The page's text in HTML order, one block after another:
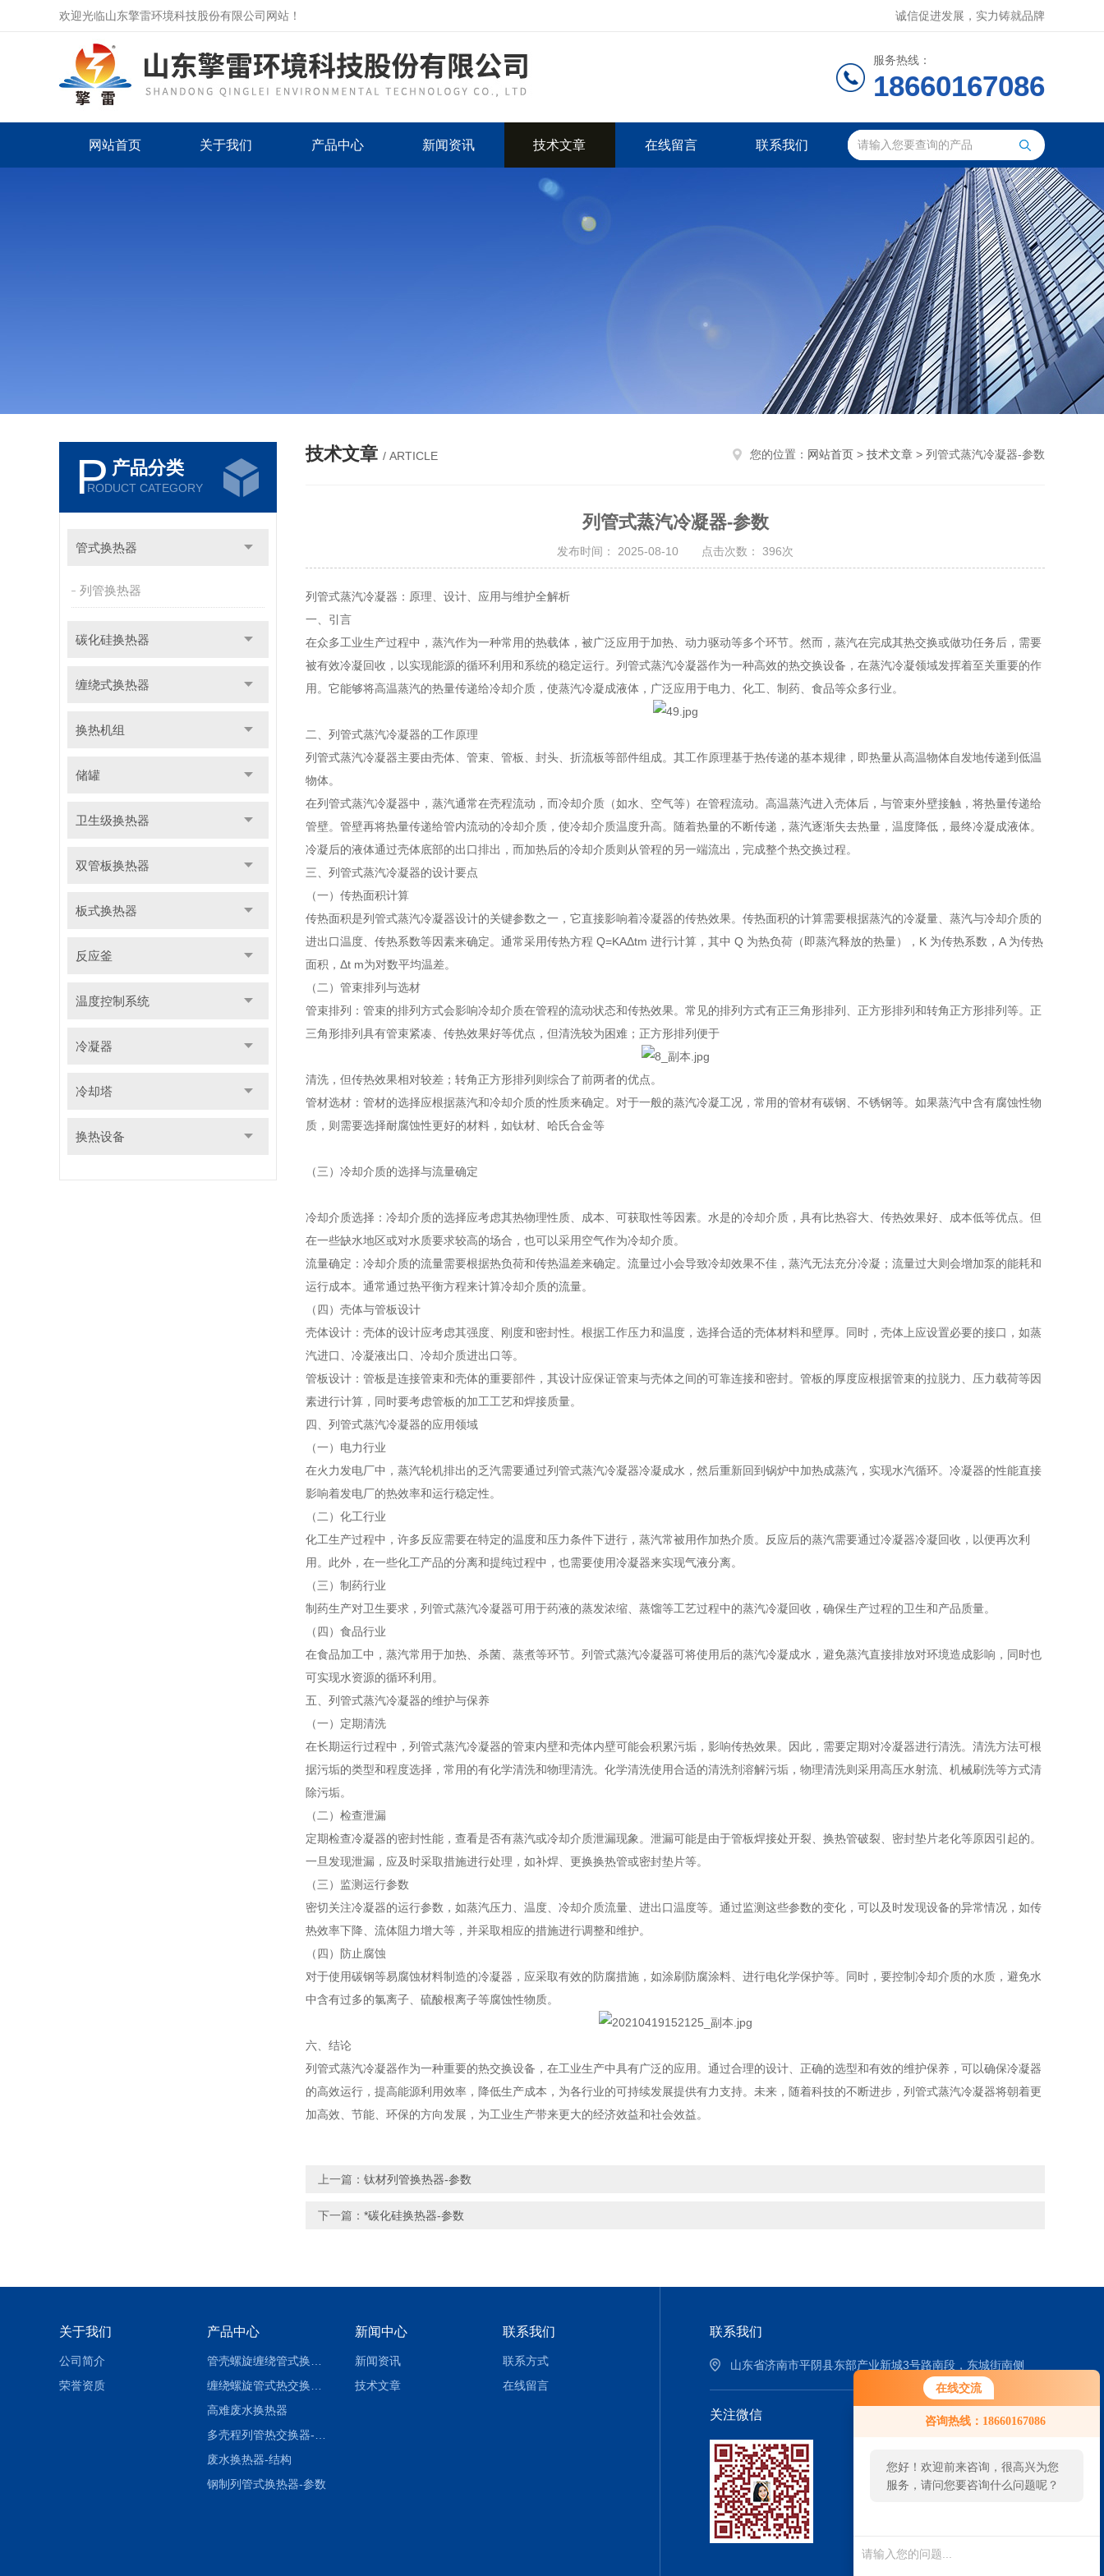
在线交流
咨询热线：18660167086
您好！欢迎前来咨询，很高兴为您
服务，请问您要咨询什么问题呢？
了需求产品，您可以直接在线与我
联系！
欢迎光临山东擎雷环境科技股份有限公司网站！ 诚信促进发展，实力铸就品牌
服务热线：
18660167086
网站首页 关于我们 产品中心 新闻资讯 技术文章 在线留言 联系我们
P 产品分类
RODUCT CATEGORY
管式换热器
列管换热器
碳化硅换热器
缠绕式换热器
换热机组
储罐
卫生级换热器
双管板换热器
板式换热器
反应釜
温度控制系统
冷凝器
冷却塔
换热设备
技术文章 / ARTICLE 您的位置： 网站首页 > 技术文章 > 列管式蒸汽冷凝器-参数
列管式蒸汽冷凝器-参数
发布时间： 2025-08-10 点击次数： 396次
列管式蒸汽冷凝器：原理、设计、应用与维护全解析
一、引言
在众多工业生产过程中，蒸汽作为一种常用的热载体，被广泛应用于加热、动力驱动等多个环节。然而，蒸汽在完成其热交换或做功任务后，需要
被有效冷凝回收，以实现能源的循环利用和系统的稳定运行。列管式蒸汽冷凝器作为一种高效的热交换设备，在蒸汽冷凝领域发挥着至关重要的作
用。它能够将高温蒸汽的热量传递给冷却介质，使蒸汽冷凝成液体，广泛应用于电力、化工、制药、食品等众多行业。
二、列管式蒸汽冷凝器的工作原理
列管式蒸汽冷凝器主要由壳体、管束、管板、封头、折流板等部件组成。其工作原理基于热传递的基本规律，即热量从高温物体自发地传递到低温
物体。
在列管式蒸汽冷凝器中，蒸汽通常在壳程流动，而冷却介质（如水、空气等）在管程流动。高温蒸汽进入壳体后，与管束外壁接触，将热量传递给
管壁。管壁再将热量传递给管内流动的冷却介质，使冷却介质温度升高。随着热量的不断传递，蒸汽逐渐失去热量，温度降低，最终冷凝成液体。
冷凝后的液体通过壳体底部的出口排出，而加热后的冷却介质则从管程的另一端流出，完成整个热交换过程。
三、列管式蒸汽冷凝器的设计要点
（一）传热面积计算
传热面积是列管式蒸汽冷凝器设计的关键参数之一，它直接影响着冷凝器的传热效果。传热面积的计算需要根据蒸汽的冷凝量、蒸汽与冷却介质的
进出口温度、传热系数等因素来确定。通常采用传热方程 Q=KAΔtm 进行计算，其中 Q 为热负荷（即蒸汽释放的热量），K 为传热系数，A 为传热
面积，Δt m为对数平均温差。
（二）管束排列与选材
管束排列：管束的排列方式会影响冷却介质在管程的流动状态和传热效果。常见的排列方式有正三角形排列、正方形排列和转角正方形排列等。正
三角形排列具有管束紧凑、传热效果好等优点，但清洗较为困难；正方形排列便于
清洗，但传热效果相对较差；转角正方形排列则综合了前两者的优点。
管材选材：管材的选择应根据蒸汽和冷却介质的性质来确定。对于一般的蒸汽冷凝工况，常用的管材有碳钢、不锈钢等。如果蒸汽中含有腐蚀性物
质，则需要选择耐腐蚀性更好的材料，如钛材、哈氏合金等
（三）冷却介质的选择与流量确定
冷却介质选择：冷却介质的选择应考虑其热物理性质、成本、可获取性等因素。水是的冷却介质，具有比热容大、传热效果好、成本低等优点。但
在一些缺水地区或对水质要求较高的场合，也可以采用空气作为冷却介质。
流量确定：冷却介质的流量需要根据热负荷和传热温差来确定。流量过小会导致冷却效果不佳，蒸汽无法充分冷凝；流量过大则会增加泵的能耗和
运行成本。通常通过热平衡方程来计算冷却介质的流量。
（四）壳体与管板设计
壳体设计：壳体的设计应考虑其强度、刚度和密封性。根据工作压力和温度，选择合适的壳体材料和壁厚。同时，壳体上应设置必要的接口，如蒸
汽进口、冷凝液出口、冷却介质进出口等。
管板设计：管板是连接管束和壳体的重要部件，其设计应保证管束与壳体之间的可靠连接和密封。管板的厚度应根据管束的拉脱力、压力载荷等因
素进行计算，同时要考虑管板的加工工艺和焊接质量。
四、列管式蒸汽冷凝器的应用领域
（一）电力行业
在火力发电厂中，蒸汽轮机排出的乏汽需要通过列管式蒸汽冷凝器冷凝成水，然后重新回到锅炉中加热成蒸汽，实现水汽循环。冷凝器的性能直接
影响着发电厂的热效率和运行稳定性。
（二）化工行业
化工生产过程中，许多反应需要在特定的温度和压力条件下进行，蒸汽常被用作加热介质。反应后的蒸汽需要通过冷凝器冷凝回收，以便再次利
用。此外，在一些化工产品的分离和提纯过程中，也需要使用冷凝器来实现气液分离。
（三）制药行业
制药生产对卫生要求，列管式蒸汽冷凝器可用于药液的蒸发浓缩、蒸馏等工艺过程中的蒸汽冷凝回收，确保生产过程的卫生和产品质量。
（四）食品行业
在食品加工中，蒸汽常用于加热、杀菌、蒸煮等环节。列管式蒸汽冷凝器可将使用后的蒸汽冷凝成水，避免蒸汽直接排放对环境造成影响，同时也
可实现水资源的循环利用。
五、列管式蒸汽冷凝器的维护与保养
（一）定期清洗
在长期运行过程中，列管式蒸汽冷凝器的管束内壁和壳体内壁可能会积累污垢，影响传热效果。因此，需要定期对冷凝器进行清洗。清洗方法可根
据污垢的类型和程度选择，常用的有化学清洗和物理清洗。化学清洗使用合适的清洗剂溶解污垢，物理清洗则采用高压水射流、机械刷洗等方式清
除污垢。
（二）检查泄漏
定期检查冷凝器的密封性能，查看是否有蒸汽或冷却介质泄漏现象。泄漏可能是由于管板焊接处开裂、换热管破裂、密封垫片老化等原因引起的。
一旦发现泄漏，应及时采取措施进行处理，如补焊、更换换热管或密封垫片等。
（三）监测运行参数
密切关注冷凝器的运行参数，如蒸汽压力、温度、冷却介质流量、进出口温度等。通过监测这些参数的变化，可以及时发现设备的异常情况，如传
热效率下降、流体阻力增大等，并采取相应的措施进行调整和维护。
（四）防止腐蚀
对于使用碳钢等易腐蚀材料制造的冷凝器，应采取有效的防腐措施，如涂刷防腐涂料、进行电化学保护等。同时，要控制冷却介质的水质，避免水
中含有过多的氯离子、硫酸根离子等腐蚀性物质。
六、结论
列管式蒸汽冷凝器作为一种重要的热交换设备，在工业生产中具有广泛的应用。通过合理的设计、正确的选型和有效的维护保养，可以确保冷凝器
的高效运行，提高能源利用效率，降低生产成本，为各行业的可持续发展提供有力支持。未来，随着科技的不断进步，列管式蒸汽冷凝器将朝着更
加高效、节能、环保的方向发展，为工业生产带来更大的经济效益和社会效益。
上一篇： 钛材列管换热器-参数
下一篇： *碳化硅换热器-参数
关于我们
公司简介
荣誉资质
产品中心
高难废水换热器
废水换热器-结构
钢制列管式换热器-参数
新闻中心
新闻资讯
技术文章
联系我们
联系方式
在线留言
联系我们
山东省济南市平阴县东部产业新城3号路南段，东城街南侧
关注微信